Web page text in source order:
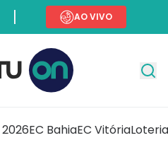
AO VIVO
EC BahiaEC Vitória